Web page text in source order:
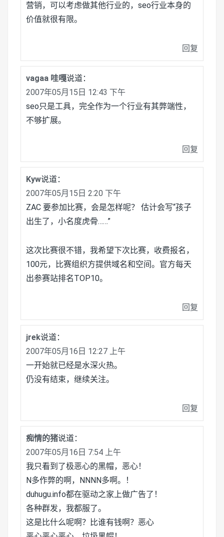
营销，可以考虑做其他行业的，seo行业本身的
价值就很有限。
回复
vagaa 哇嘎说道：
2007年05月15日 12:43 下午
seo只是工具，完全作为一个行业有其弊端性，
不够扩展。
回复
Kyw说道：
2007年05月15日 2:20 下午
ZAC 要参加比赛，会是怎样呢？ 估计会写“孩子
出生了，小名度虎骨……”
这次比赛很不错，我希望下次比赛，收费报名，
100元，比赛组织方提供域名和空间。官方每天
出参赛站排名TOP10。
回复
jrek说道：
2007年05月16日 12:27 上午
一开始就已经是水深火热。
仍没有结束，继续关注。
回复
痴情的猪说道：
2007年05月16日 7:54 上午
我只看到了极恶心的黑帽，恶心！
N多作弊的啊，NNNN多啊。！
duhugu.info都在驱动之家上做广告了！
各种群发，我都服了。
这是比什么呢啊？比谁有钱啊？恶心